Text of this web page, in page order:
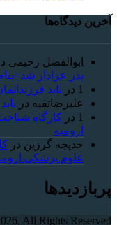
آخرین دیدگاه‌ها
ابوالفضل رحیمی
پدر عزادار
1 در باید
علیرضاتقیه در
1 در کارگاه
ارومیه
خديجه گرزین در
علوم پزشکی
پربازدیدها
All Rights Reserved